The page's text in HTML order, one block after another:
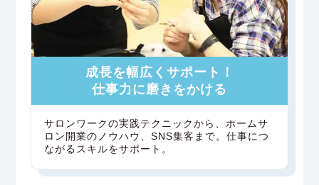
成長を幅広くサポート！
仕事力に磨きをかける
サロンワークの実践テクニックから、ホームサ
ロン開業のノウハウ、SNS集客まで。仕事につ
ながるスキルをサポート。